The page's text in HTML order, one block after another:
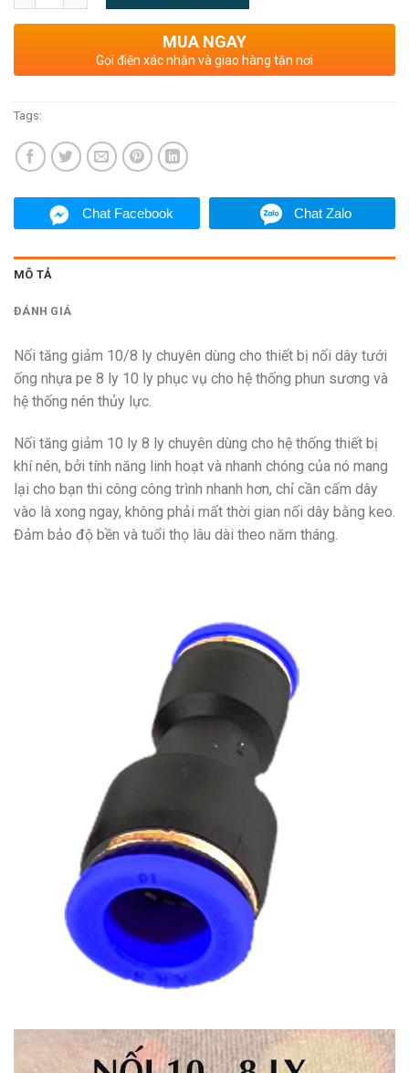
MUA NGAY
Gọi điện xác nhận và giao hàng tận nơi
Tags:
Chat Facebook Chat Zalo
MÔ TẢ
ĐÁNH GIÁ
Nối tăng giảm 10/8 ly chuyên dùng cho thiết bị nối dây tưới
ống nhựa pe 8 ly 10 ly phục vụ cho hệ thống phun sương và
hệ thống nén thủy lực.
Nối tăng giảm 10 ly 8 ly chuyên dùng cho hệ thống thiết bị
khí nén, bởi tính năng linh hoạt và nhanh chóng của nó mang
lại cho bạn thi công công trình nhanh hơn, chỉ cần cấm dây
vào là xong ngay, không phải mất thời gian nối dây bằng keo.
Đảm bảo độ bền và tuổi thọ lâu dài theo năm tháng.